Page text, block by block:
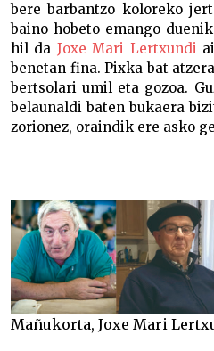
bere barbantzo koloreko
baino hobeto emango
hil da Joxe Mari Lertxundi
benetan fina. Pixka bat
bertsolari umil eta gozoa.
belaunaldi baten bukaera
zorionez, oraindik ere asko
Mañukorta, Joxe Mari